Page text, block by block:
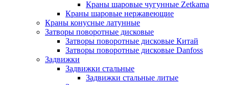
Краны шаровые чугунные Zetkama
Краны шаровые нержавеющие
Краны конусные латунные
Затворы поворотные дисковые
Затворы поворотные дисковые Китай
Затворы поворотные дисковые Danfoss
Задвижки
Задвижки стальные
Задвижки стальные литые